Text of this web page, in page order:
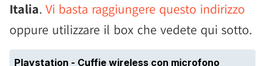
Italia. Vi basta raggiungere questo indirizzo
oppure utilizzare il box che vedete qui sotto.